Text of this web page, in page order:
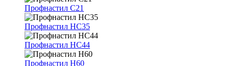
Профнастил С21
Профнастил НС35
Профнастил НС44
Профнастил Н60